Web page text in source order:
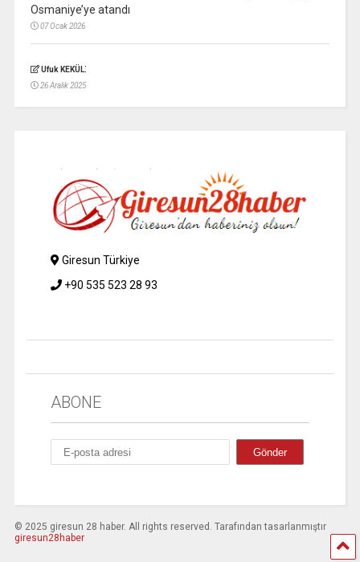
Osmaniye’ye atandı
07 Ocak 2026
Ufuk KEKÜL:
26 Aralık 2025
Giresun Türkiye
+90 535 523 28 93
ABONE
© 2025 giresun 28 haber. All rights reserved. Tarafından tasarlanmıştır
giresun28haber